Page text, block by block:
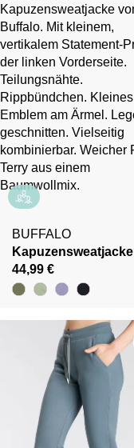
BUFFALO
Kapuzensweatjacke
44,99 €